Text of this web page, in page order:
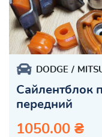
DODGE
Сайлентблок
передний
1050.00 ₴